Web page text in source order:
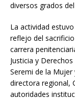
diversos grados
La actividad
reflejo del
carrera
Justicia y
Seremi de la Mujer
directora regional,
autoridades